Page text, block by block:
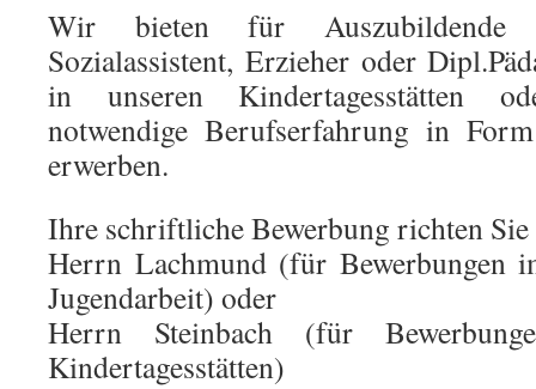
Wir bieten für
Sozialassistent, Erzieher oder
in unseren Kindertagesstätten
notwendige Berufserfahrung in
erwerben.
Ihre schriftliche Bewerbung richten Sie
Herrn Lachmund (für Bewerbungen
Jugendarbeit) oder
Herrn Steinbach (für
Kindertagesstätten)